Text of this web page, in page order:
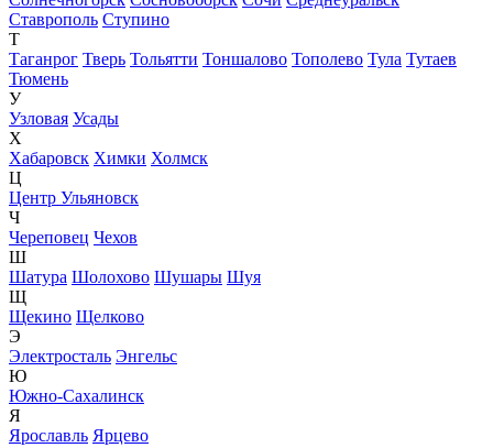
Ставрополь Ступино
Т
Таганрог Тверь Тольятти Тоншалово Тополево Тула Тутаев
Тюмень
У
Узловая Усады
Х
Хабаровск Химки Холмск
Ц
Центр Ульяновск
Ч
Череповец Чехов
Ш
Шатура Шолохово Шушары Шуя
Щ
Щекино Щелково
Э
Электросталь Энгельс
Ю
Южно-Сахалинск
Я
Ярославль Ярцево